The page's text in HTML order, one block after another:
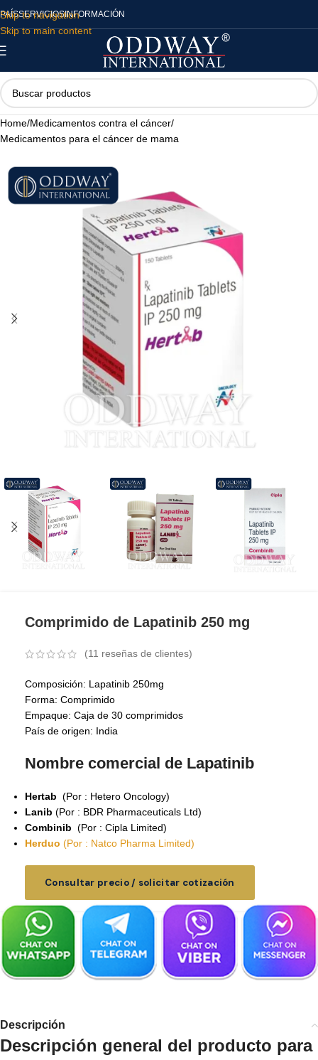
Skip to navigation
Skip to main content
PAÍSSERVICIOSINFORMACIÓN
Home/Medicamentos contra el cáncer/
Medicamentos para el cáncer de mama
Comprimido de Lapatinib 250 mg
(11 reseñas de clientes)
Composición: Lapatinib 250mg
Forma: Comprimido
Empaque: Caja de 30 comprimidos
País de origen: India
Nombre comercial de Lapatinib
Hertab (Por : Hetero Oncology)
Lanib (Por : BDR Pharmaceuticals Ltd)
Combinib (Por : Cipla Limited)
Herduo (Por : Natco Pharma Limited)
Consultar precio / solicitar cotización
Descripción
Descripción general del producto para